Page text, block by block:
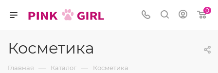
0
Косметика
Главная — Каталог — Косметика